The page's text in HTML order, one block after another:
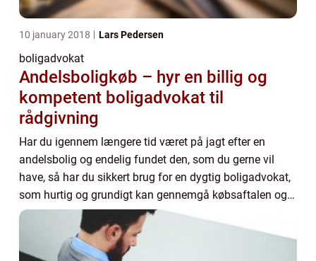
10 january 2018 Lars Pedersen
boligadvokat
Andelsboligkøb – hyr en billig og
kompetent boligadvokat til
rådgivning
Har du igennem længere tid været på jagt efter en
andelsbolig og endelig fundet den, som du gerne vil
have, så har du sikkert brug for en dygtig boligadvokat,
som hurtig og grundigt kan gennemgå købsaftalen og
dok...